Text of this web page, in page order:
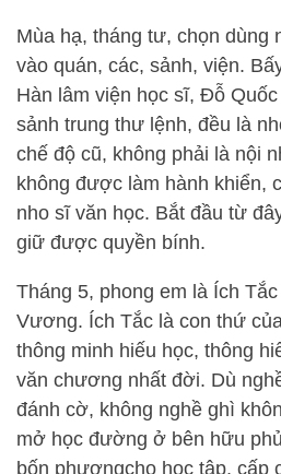
Mùa hạ, tháng tư, chọn dùng
vào quán, các, sảnh, viện.
Hàn lâm viện học sĩ, Đỗ
sảnh trung thư lệnh, đều là
chế độ cũ, không phải là nội
không được làm hành khiển,
nho sĩ văn học. Bắt đầu từ
giữ được quyền bính.
Tháng 5, phong em là Ích
Vương. Ích Tắc là con thứ
thông minh hiếu học, thông
văn chương nhất đời. Dù
đánh cờ, không nghề ghì
mở học đường ở bên hữu
bốn phươngcho học tập, cấp